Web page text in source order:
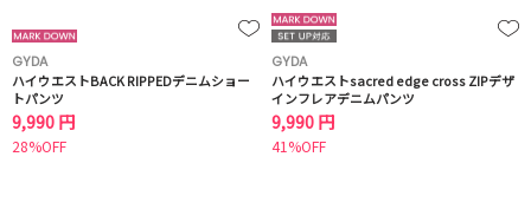
GYDA
ハイウエストBACK RIPPEDデニムショー
トパンツ
9,990 円
28%OFF
GYDA
ハイウエストsacred edge cross ZIPデザ
インフレアデニムパンツ
9,990 円
41%OFF